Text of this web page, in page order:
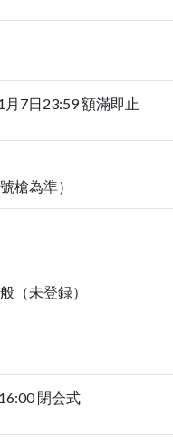
7日23:59 額滿即止
槍為準）
（未登録）
閉会式